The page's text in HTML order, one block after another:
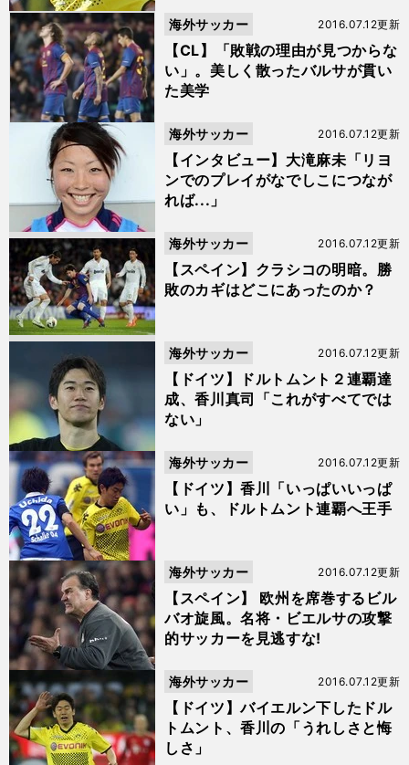
【CL】「敗戦の理由が見つからな
い」。美しく散ったバルサが貫い
た美学
2016.07.12更新
海外サッカー
【インタビュー】大滝麻未「リヨ
ンでのプレイがなでしこにつなが
れば...」
2016.07.12更新
海外サッカー
【スペイン】クラシコの明暗。勝
敗のカギはどこにあったのか？
2016.07.12更新
海外サッカー
【ドイツ】ドルトムント２連覇達
成、香川真司「これがすべてでは
ない」
2016.07.12更新
海外サッカー
【ドイツ】香川「いっぱいいっぱ
い」も、ドルトムント連覇へ王手
2016.07.12更新
海外サッカー
【スペイン】 欧州を席巻するビル
バオ旋風。名将・ビエルサの攻撃
的サッカーを見逃すな!
2016.07.12更新
海外サッカー
【ドイツ】バイエルン下したドル
トムント、香川の「うれしさと悔
しさ」
2016.07.12更新
海外サッカー